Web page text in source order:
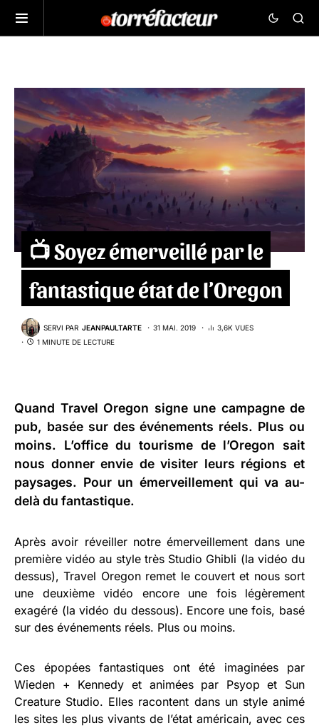
📺 Soyez émerveillé par le
fantastique état de l’Oregon
SERVI PAR JEANPAULTARTE 31 MAI. 2019
3,6K VUES
1 MINUTE DE LECTURE
Quand Travel Oregon signe une campagne de
pub, basée sur des événements réels. Plus ou
moins. L’office du tourisme de l’Oregon sait
nous donner envie de visiter leurs régions et
paysages. Pour un émerveillement qui va au-
delà du fantastique.
Après avoir réveiller notre émerveillement dans une
première vidéo au style très Studio Ghibli (la vidéo du
dessus), Travel Oregon remet le couvert et nous sort
une deuxième vidéo encore une fois légèrement
exagéré (la vidéo du dessous). Encore une fois, basé
sur des événements réels. Plus ou moins.
Ces épopées fantastiques ont été imaginées par
Wieden + Kennedy et animées par Psyop et Sun
Creature Studio. Elles racontent dans un style animé
les sites les plus vivants de l’état américain, avec ces